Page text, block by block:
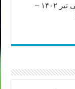
شیمی کنکور نباتی – سوال ۸۶ کنکور تجربی تیر ۱۴۰۲ –